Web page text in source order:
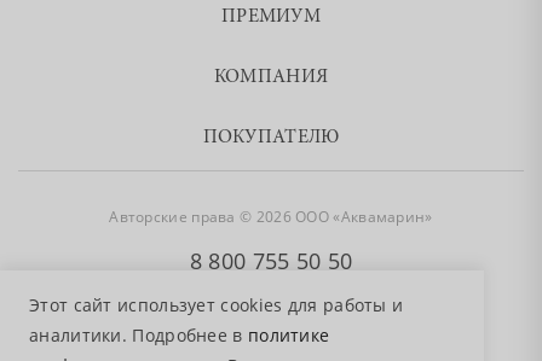
Этот сайт использует cookies для работы и
аналитики. Подробнее в политике
ПРЕМИУМ
КОМПАНИЯ
ПОКУПАТЕЛЮ
Авторские права © 2026 ООО «Аквамарин»
8 800 755 50 50